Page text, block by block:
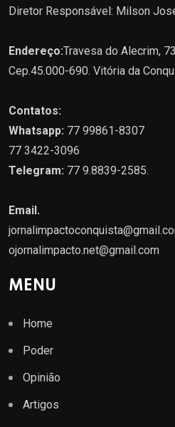
Diretor Responsável: Milson
Endereço:Travesa do Alecrim,
Cep.45.000-690. Vitória da
Contatos:
Whatsapp: 77 99861-8307
77 3422-3096
Telegram: 77 9.8839-2585.
Email.
ojornalimpacto.net@gmail.com
MENU
Home
Poder
Opinião
Artigos